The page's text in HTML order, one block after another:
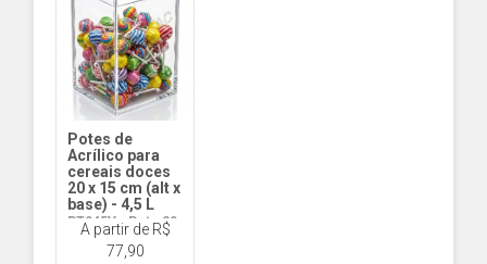
Potes de
Acrílico para
cereais doces
20 x 15 cm (alt x
base) - 4,5 L
PT045V - Pote 20
x 15 (alt x base )
Tampa com Abas
A partir de R$
77,90